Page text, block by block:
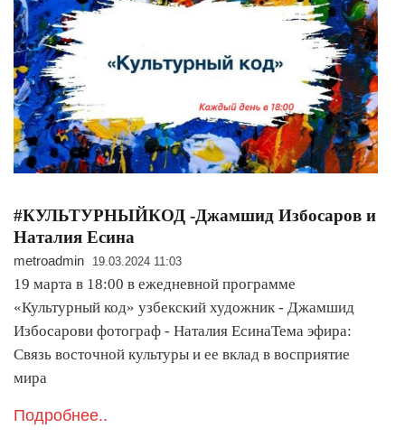
#КУЛЬТУРНЫЙКОД -Джамшид Избосаров и
Наталия Есина
metroadmin 19.03.2024 11:03
19 марта в 18:00 в ежедневной программе
«Культурный код» узбекский художник - Джамшид
Избосарови фотограф - Наталия ЕсинаТема эфира:
Связь восточной культуры и ее вклад в восприятие
мира
Подробнее..